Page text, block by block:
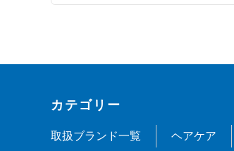
カテゴリー
取扱ブランド一覧 ヘアケア